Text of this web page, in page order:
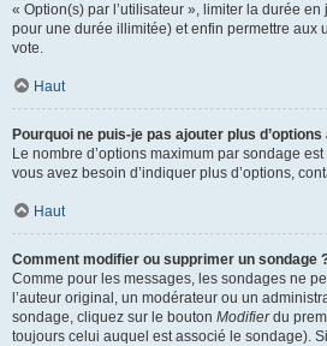
« Option(s) par l’utilisateur », limiter la durée
pour une durée illimitée) et enfin permettre aux
vote.
Haut
Pourquoi ne puis-je pas ajouter plus
Le nombre d’options maximum par sondage
vous avez besoin d’indiquer plus d’options,
Haut
Comment modifier ou supprimer un sondage
Comme pour les messages, les sondages ne
l’auteur original, un modérateur ou un
sondage, cliquez sur le bouton Modifierdu
toujours celui auquel est associé le sondage).